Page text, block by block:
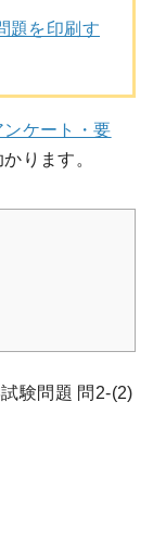
題を印刷す
ケート・要
ります。
験問題 問2-(2)